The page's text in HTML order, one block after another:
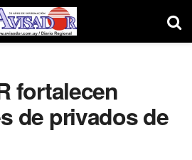
fortalecen
de privados de